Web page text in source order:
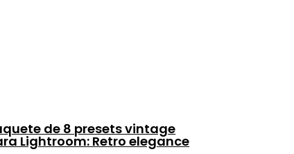
de 8 presets vintage
Lightroom: Retro elegance